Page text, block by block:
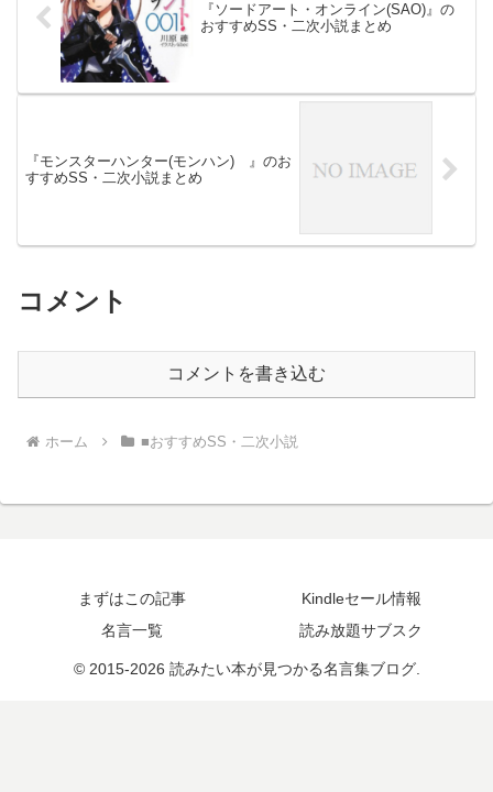
『ソードアート・オンライン(SAO)』の
おすすめSS・二次小説まとめ
『モンスターハンター(モンハン) 』のお
すすめSS・二次小説まとめ
コメント
コメントを書き込む
ホーム ■おすすめSS・二次小説
まずはこの記事
Kindleセール情報
名言一覧
読み放題サブスク
© 2015-2026 読みたい本が見つかる名言集ブログ.